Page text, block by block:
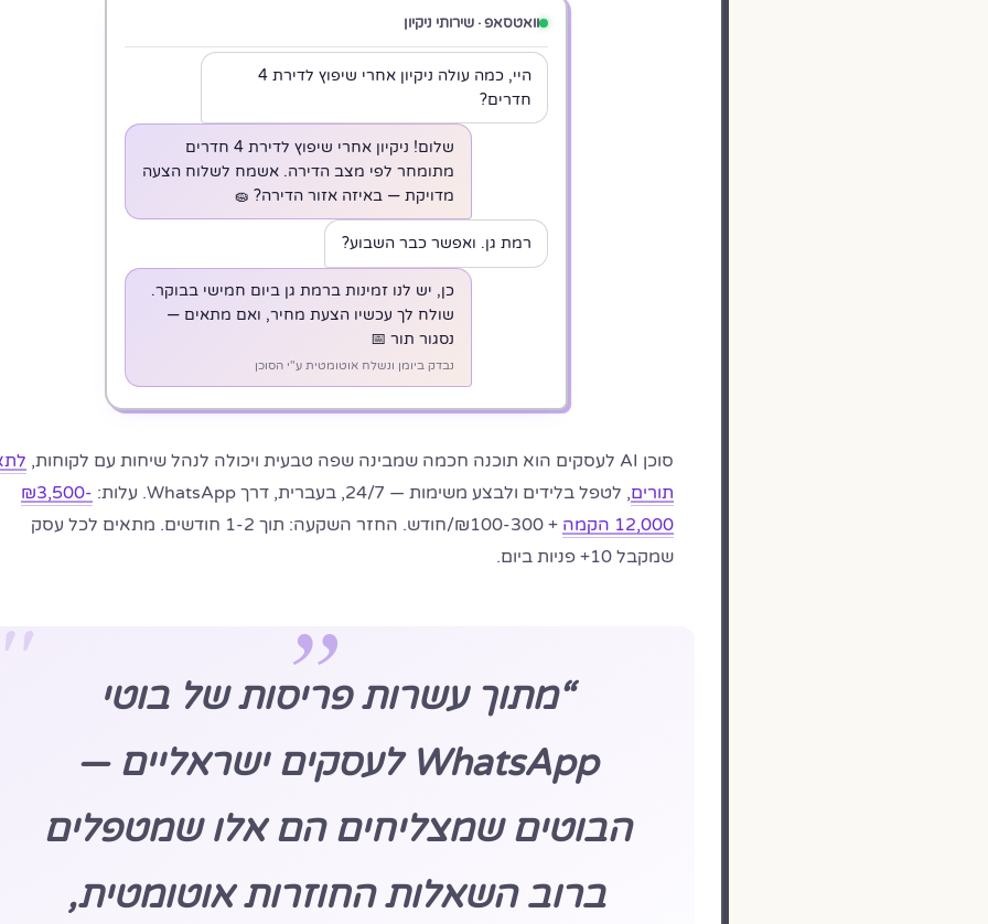
וואטסאפ · שירותי ניקיון
היי, כמה עולה ניקיון אחרי שיפוץ לדירת 4
חדרים?
שלום! ניקיון אחרי שיפוץ לדירת 4 חדרים
מתומחר לפי מצב הדירה. אשמח לשלוח הצעה
מדויקת — באיזה אזור הדירה? 🧽
רמת גן. ואפשר כבר השבוע?
כן, יש לנו זמינות ברמת גן ביום חמישי בבוקר.
שולח לך עכשיו הצעת מחיר, ואם מתאים —
נסגור תור 📅
נבדק ביומן ונשלח אוטומטית ע"י הסוכן
סוכן AI לעסקים הוא תוכנה חכמה שמבינה שפה טבעית ויכולה לנהל שיחות עם לקוחות,
תורים, לטפל בלידים ולבצע משימות — 24/7, בעברית, דרך WhatsApp. עלות:
₪3,500-
12,000 הקמה
+ ₪100-300/חודש. החזר השקעה: תוך 1-2 חודשים. מתאים לכל עסק
שמקבל 10+ פניות ביום.
“מתוך עשרות פריסות של בוטי
WhatsApp לעסקים ישראליים —
הבוטים שמצליחים הם אלו שמטפלים
ברוב השאלות החוזרות אוטומטית,